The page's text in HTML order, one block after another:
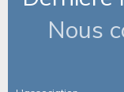
Nous